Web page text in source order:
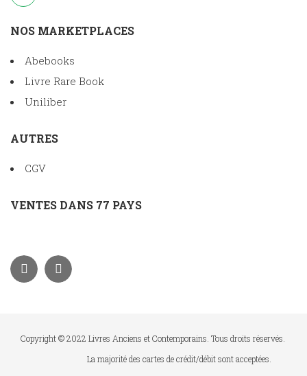
NOS MARKETPLACES
Abebooks
Livre Rare Book
Uniliber
AUTRES
CGV
VENTES DANS 77 PAYS
Copyright © 2022 Livres Anciens et Contemporains. Tous droits réservés.
La majorité des cartes de crédit/débit sont acceptées.